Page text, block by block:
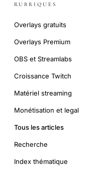
RUBRIQUES
Overlays gratuits
Overlays Premium
OBS et Streamlabs
Croissance Twitch
Matériel streaming
Monétisation et legal
Tous les articles
Recherche
Index thématique